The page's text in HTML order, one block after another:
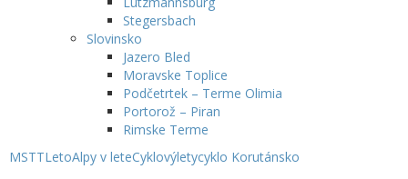
Stegersbach
Slovinsko
Jazero Bled
Moravske Toplice
Podčetrtek – Terme Olimia
Portorož – Piran
Rimske Terme
MSTTLetoAlpy v leteCyklovýletycyklo Korutánsko